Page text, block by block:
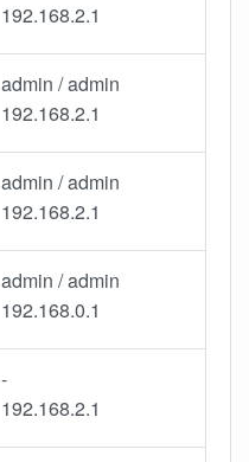
192.168.2.1
admin / admin
192.168.2.1
admin / admin
192.168.2.1
admin / admin
192.168.0.1
-
192.168.2.1